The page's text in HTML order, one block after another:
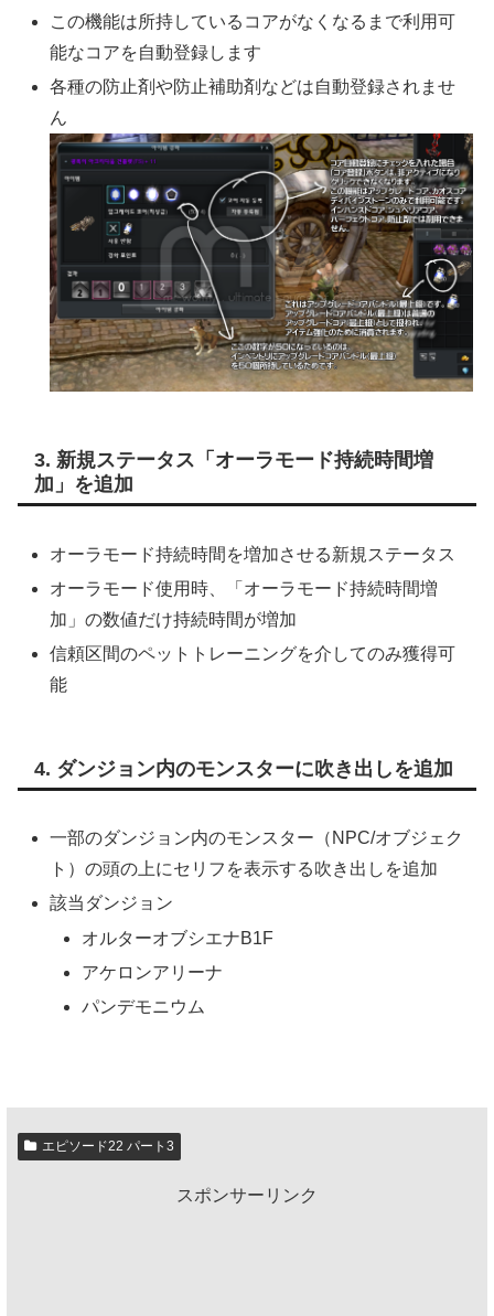
この機能は所持しているコアがなくなるまで利用可
能なコアを自動登録します
各種の防止剤や防止補助剤などは自動登録されませ
ん
3. 新規ステータス「オーラモード持続時間増
加」を追加
オーラモード持続時間を増加させる新規ステータス
オーラモード使用時、「オーラモード持続時間増
加」の数値だけ持続時間が増加
信頼区間のペットトレーニングを介してのみ獲得可
能
4. ダンジョン内のモンスターに吹き出しを追加
一部のダンジョン内のモンスター（NPC/オブジェク
ト）の頭の上にセリフを表示する吹き出しを追加
該当ダンジョン
オルターオブシエナB1F
アケロンアリーナ
パンデモニウム
エピソード22 パート3
スポンサーリンク